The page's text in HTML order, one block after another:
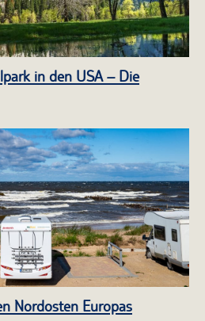
in den USA – Die
Nordosten Europas